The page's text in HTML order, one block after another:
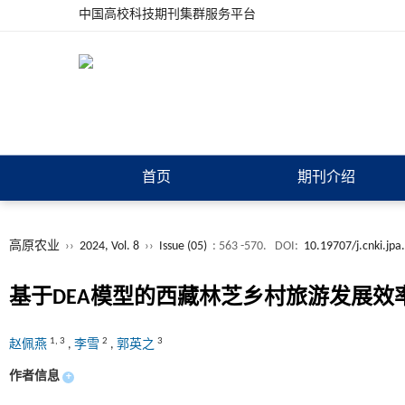
中国高校科技期刊集群服务平台
首页 期刊介绍
高原农业 ›› 2024, Vol. 8 ›› Issue (05) : 563 -570. DOI: 10.19707/
基于DEA模型的西藏林芝乡村旅游发展效
赵佩燕 1, 3 , 李雪 2 , 郭英之 3
作者信息 +